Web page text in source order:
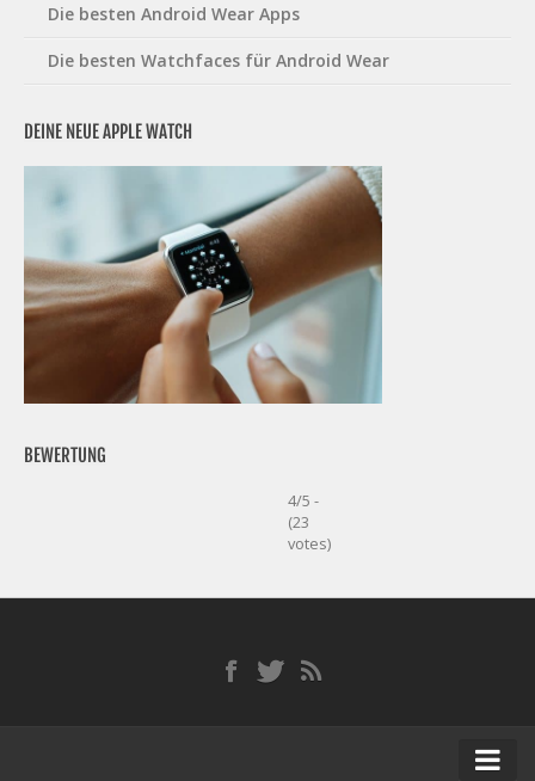
Die besten Android Wear Apps
Die besten Watchfaces für Android Wear
DEINE NEUE APPLE WATCH
BEWERTUNG
4/5 -
(23
votes)